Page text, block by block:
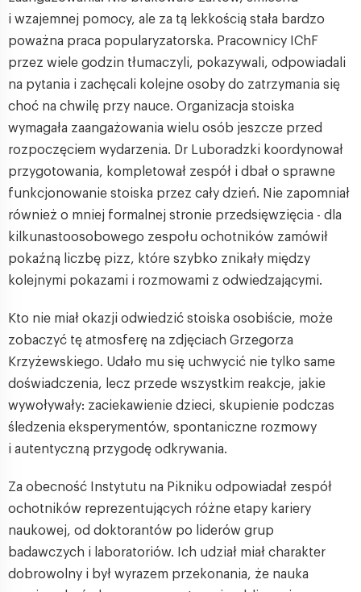
i wzajemnej pomocy, ale za tą lekkością stała bardzo
poważna praca popularyzatorska. Pracownicy IChF
przez wiele godzin tłumaczyli, pokazywali, odpowiadali
na pytania i zachęcali kolejne osoby do zatrzymania się
choć na chwilę przy nauce. Organizacja stoiska
wymagała zaangażowania wielu osób jeszcze przed
rozpoczęciem wydarzenia. Dr Luboradzki koordynował
przygotowania, kompletował zespół i dbał o sprawne
funkcjonowanie stoiska przez cały dzień. Nie zapomniał
również o mniej formalnej stronie przedsięwzięcia - dla
kilkunastoosobowego zespołu ochotników zamówił
pokaźną liczbę pizz, które szybko znikały między
kolejnymi pokazami i rozmowami z odwiedzającymi.
Kto nie miał okazji odwiedzić stoiska osobiście, może
zobaczyć tę atmosferę na zdjęciach Grzegorza
Krzyżewskiego. Udało mu się uchwycić nie tylko same
doświadczenia, lecz przede wszystkim reakcje, jakie
wywoływały: zaciekawienie dzieci, skupienie podczas
śledzenia eksperymentów, spontaniczne rozmowy
i autentyczną przygodę odkrywania.
Za obecność Instytutu na Pikniku odpowiadał zespół
ochotników reprezentujących różne etapy kariery
naukowej, od doktorantów po liderów grup
badawczych i laboratoriów. Ich udział miał charakter
dobrowolny i był wyrazem przekonania, że nauka